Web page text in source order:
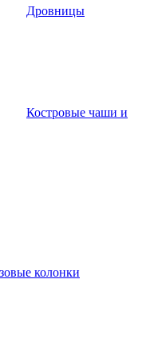
Дровницы
Костровые чаши и
колонки